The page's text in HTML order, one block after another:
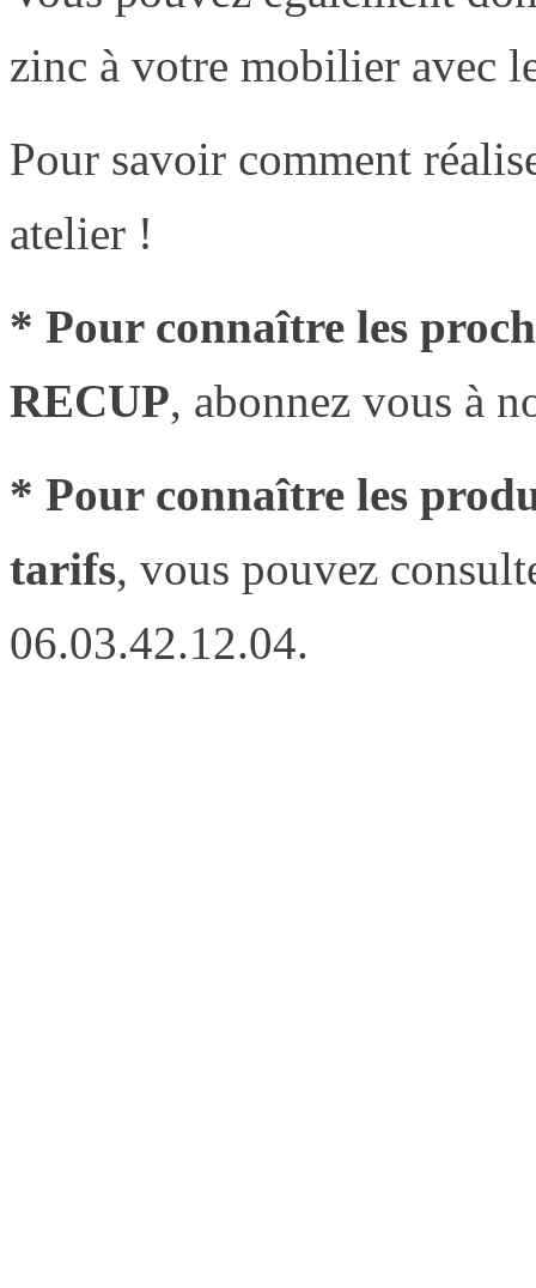
zinc à votre mobilier avec
Pour savoir comment
atelier !
* Pour connaître les
RECUP, abonnez vous à
* Pour connaître les
tarifs, vous pouvez
06.03.42.12.04.